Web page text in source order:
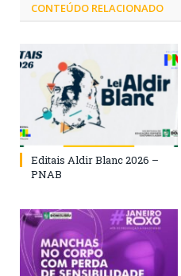
CONTEÚDO RELACIONADO
Editais Aldir Blanc 2026 –
PNAB